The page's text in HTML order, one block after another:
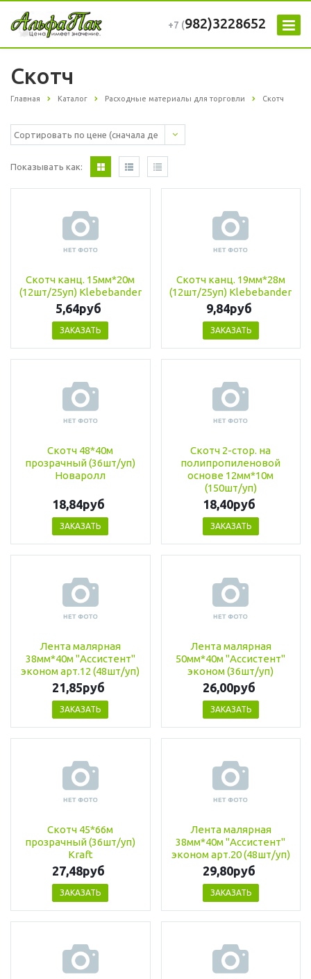
+7 (982)3228652
Скотч
Главная Каталог Расходные материалы для торговли Скотч
Показывать как:
Скотч канц. 15мм*20м
(12шт/25уп) Klebebander
5,64руб
ЗАКАЗАТЬ
Скотч канц. 19мм*28м
(12шт/25уп) Klebebander
9,84руб
ЗАКАЗАТЬ
Скотч 48*40м
прозрачный (36шт/уп)
Новаролл
18,84руб
ЗАКАЗАТЬ
Скотч 2-стор. на
полипропиленовой
основе 12мм*10м
(150шт/уп)
18,40руб
ЗАКАЗАТЬ
Лента малярная
38мм*40м "Ассистент"
эконом арт.12 (48шт/уп)
21,85руб
ЗАКАЗАТЬ
Лента малярная
50мм*40м "Ассистент"
эконом (36шт/уп)
26,00руб
ЗАКАЗАТЬ
Скотч 45*66м
прозрачный (36шт/уп)
Kraft
27,48руб
ЗАКАЗАТЬ
Лента малярная
38мм*40м "Ассистент"
эконом арт.20 (48шт/уп)
29,80руб
ЗАКАЗАТЬ